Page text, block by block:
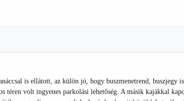
is ellátott, az külön jó, hogy buszmenetrend, buszjegy is
volt ingyenes parkolási lehetőség. A másik kajákkal